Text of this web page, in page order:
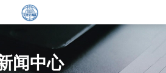
闻中心